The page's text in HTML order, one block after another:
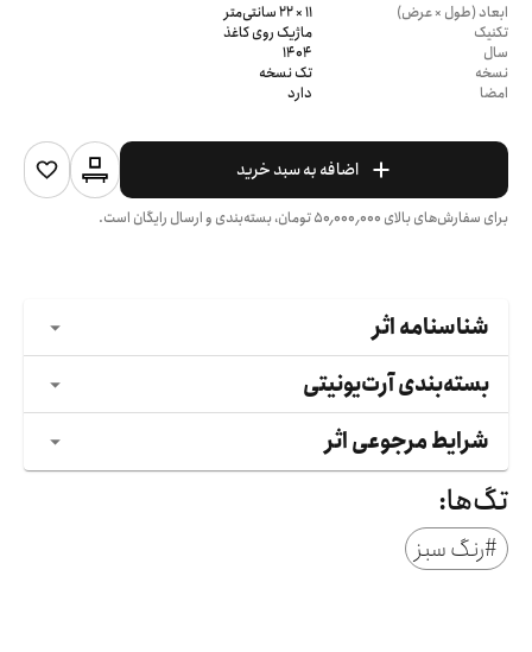
ابعاد (طول × عرض)
11 × 22 سانتی‌متر
تکنیک
ماژیک روی کاغذ
سال
1404
نسخه
تک نسخه
امضا
دارد
اضافه به سبد خرید
برای سفارش‌های بالای ۵۰٬۰۰۰٬۰۰۰تومان، بسته‌بندی و ارسال رایگان است.
شناسنامه اثر
بسته‌بندی آرت‌یونیتی
شرایط مرجوعی اثر
تگ‌ها:
#رنگ سبز